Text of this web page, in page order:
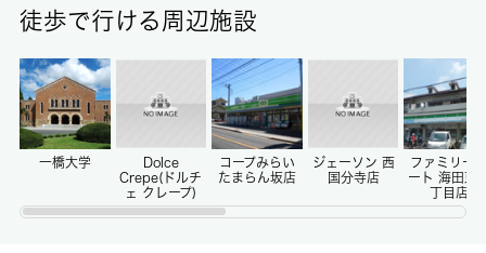
-
償却/敷引
権利金/雑費
徒歩で行ける周辺施設
一橋大学
Dolce
Crepe(ドルチ
ェ クレープ)
コープみらい
たまらん坂店
ジェーソン 西
国分寺店
ファミリー
ート 海田東
丁目店